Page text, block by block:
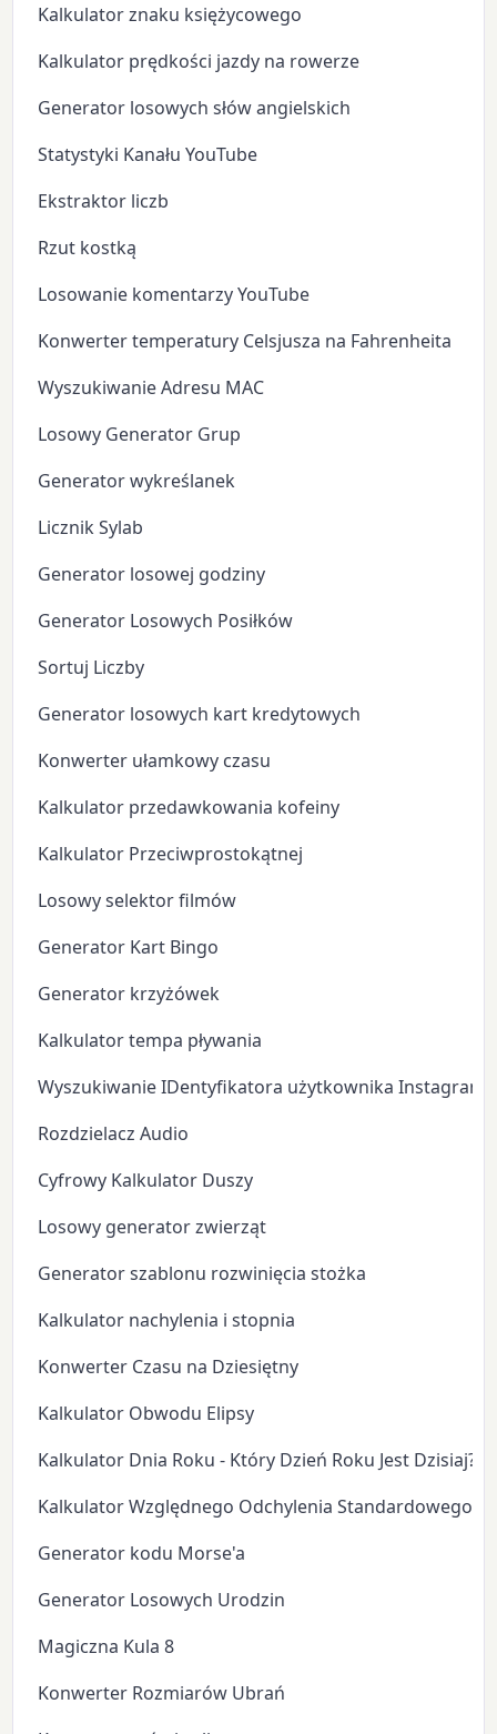
Kalkulator znaku księżycowego
Kalkulator prędkości jazdy na rowerze
Generator losowych słów angielskich
Statystyki Kanału YouTube
Ekstraktor liczb
Rzut kostką
Losowanie komentarzy YouTube
Konwerter temperatury Celsjusza na Fahrenheita
Wyszukiwanie Adresu MAC
Losowy Generator Grup
Generator wykreślanek
Licznik Sylab
Generator losowej godziny
Generator Losowych Posiłków
Sortuj Liczby
Generator losowych kart kredytowych
Konwerter ułamkowy czasu
Kalkulator przedawkowania kofeiny
Kalkulator Przeciwprostokątnej
Losowy selektor filmów
Generator Kart Bingo
Generator krzyżówek
Kalkulator tempa pływania
Wyszukiwanie IDentyfikatora użytkownika Instagram
Rozdzielacz Audio
Cyfrowy Kalkulator Duszy
Losowy generator zwierząt
Generator szablonu rozwinięcia stożka
Kalkulator nachylenia i stopnia
Konwerter Czasu na Dziesiętny
Kalkulator Obwodu Elipsy
Kalkulator Dnia Roku - Który Dzień Roku Jest Dzisiaj?
Kalkulator Względnego Odchylenia Standardowego
Generator kodu Morse'a
Generator Losowych Urodzin
Magiczna Kula 8
Konwerter Rozmiarów Ubrań